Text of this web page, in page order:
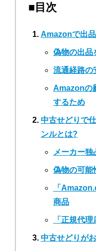
■目次
Amazonで出
偽物の出品
流通経路の
Amazonの
するため
中古せどりで
ンルとは?
メーカー独
偽物の可能
「
商品
「正規代
中古せどりが